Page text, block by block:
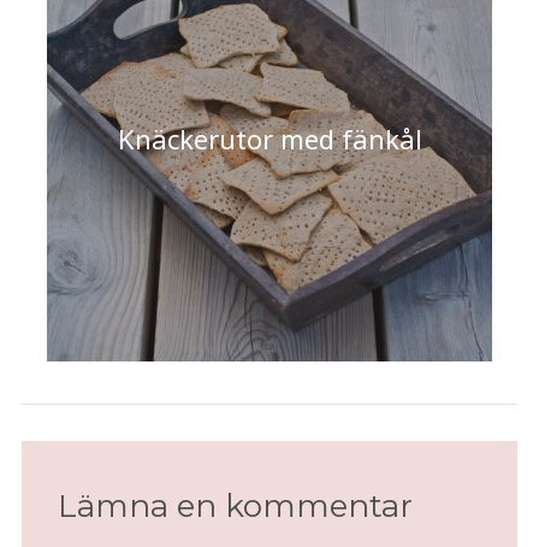
Knäckerutor med fänkål
Lämna en kommentar